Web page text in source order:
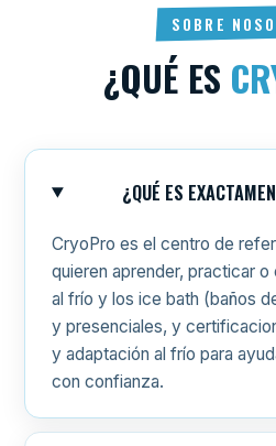
SOBRE
¿QUÉ ES
¿QUÉ ES
CryoPro es el centro de
quieren aprender, practicar o
al frío y los ice bath (baños
y presenciales, y
y adaptación al frío para
con confianza.